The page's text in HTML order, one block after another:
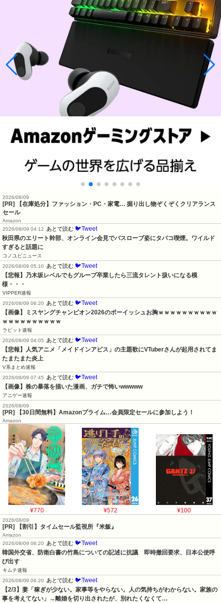
2026/08/09
[PR] 【在庫処分】ファッション・PC・家電… 掘り出し物ぞくぞくクリアランス
セール
Amazon
2026/08/09 04:12
あとで読む 🐦Tweet
秋田県のエリート幹部、オンライン会見でバスローブ姿にタバコ喫煙。ワイルド
すぎると話題に
コノユビニュース
2026/08/09 05:10
あとで読む 🐦Tweet
【悲報】乃木坂レベルでもグループ卒業したら三流タレント扱いになる模
様・・・
VIPPER速報
2026/08/09 06:20
あとで読む 🐦Tweet
【画像】ミスヤングチャンピオン2026のボーイッシュお胸ｗｗｗｗｗｗｗｗｗｗ
ｗｗｗｗｗｗｗｗｗｗ
ラビット速報
2026/08/09 04:05
あとで読む 🐦Tweet
【悲報】人気アニメ「メイドインアビス」の主題歌にVTuberさんが起用されてま
たまたまた炎上
V系まとめ速報
2026/08/09 07:45
あとで読む 🐦Tweet
【画像】株の暴落を描いた漫画、ガチで怖いwwwww
アニゲー速報
2026/08/09
[PR] 【30日間無料】Amazonプライム…会員限定セールに参加しよう！
Amazon
¥770 ¥572 ¥100
2026/08/09
[PR] 【割引】タイムセール監視所『米飯』
Amazon
2026/08/09 06:20
あとで読む 🐦Tweet
韓国外交省、防衛白書の竹島についての記述に抗議　即時撤回要求、日本公使呼
び出す
キムチ速報
2026/08/09 06:20
あとで読む 🐦Tweet
【2/3】妻「稼ぎが少ない。家事等をやらない。人の気持ちがわからない。家族の
事を考えてない」→離婚を切り出されたが、別れたくなくて…